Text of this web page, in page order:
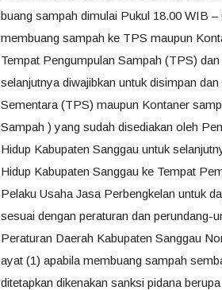
buang sampah dimulai Pukul 18.00 WIB
membuang sampah ke TPS maupun
Tempat Pengumpulan Sampah (TPS)
selanjutnya diwajibkan untuk disimpan
Sementara (TPS) maupun Kontaner
Sampah ) yang sudah disediakan oleh
Hidup Kabupaten Sanggau untuk
Hidup Kabupaten Sanggau ke Tempat
Pelaku Usaha Jasa Perbengkelan untuk
sesuai dengan peraturan dan perundang-
Peraturan Daerah Kabupaten Sanggau
ayat (1) apabila membuang sampah
ditetapkan dikenakan sanksi pidana